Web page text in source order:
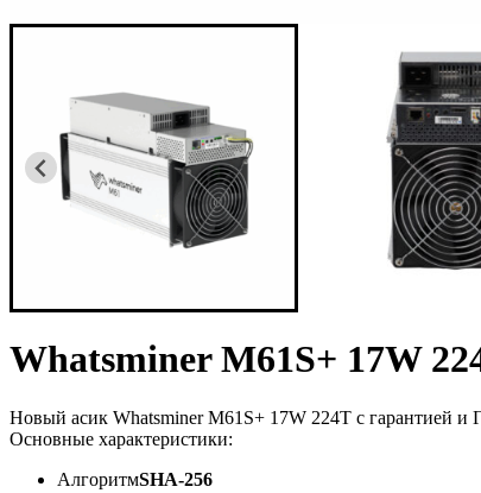
Whatsminer M61S+ 17W
Новый асик Whatsminer M61S+ 17W 224T с гарантией и
Основные характеристики:
АлгоритмSHA-256